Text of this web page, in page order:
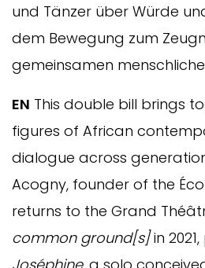
und Tänzer über Würde
dem Bewegung zum
gemeinsamen
EN This double bill brings
figures of African
dialogue across
Acogny, founder of the
returns to the Grand
common ground[s]in